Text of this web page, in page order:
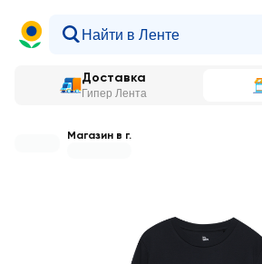
Доставка
Гипер Лента
Магазин в г.